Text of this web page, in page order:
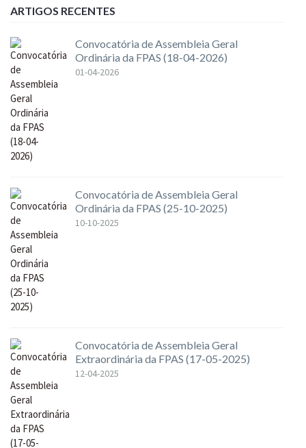
ARTIGOS RECENTES
Convocatória de Assembleia Geral
Ordinária da FPAS (18-04-2026)
01-04-2026
Convocatória de Assembleia Geral
Ordinária da FPAS (25-10-2025)
10-10-2025
Convocatória de Assembleia Geral
Extraordinária da FPAS (17-05-2025)
12-04-2025